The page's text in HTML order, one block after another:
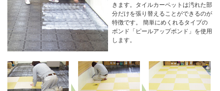
きます。タイルカーペットは汚れた部
分だけを張り替えることができるのが
特徴です。 簡単にめくれるタイプの
ボンド「ピールアップボンド」を使用
します。